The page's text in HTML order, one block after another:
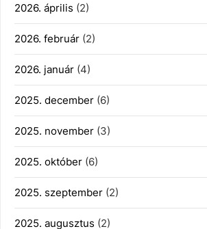
2026. április (2)
2026. február (2)
2026. január (4)
2025. december (6)
2025. november (3)
2025. október (6)
2025. szeptember (2)
2025. augusztus (2)